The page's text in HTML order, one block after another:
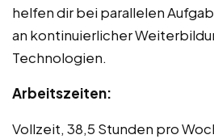
helfen dir bei parallelen
an kontinuierlicher
Technologien.
Arbeitszeiten:
Vollzeit, 38,5 Stunden pro